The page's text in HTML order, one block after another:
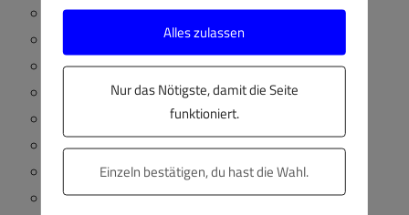
KI
Kompetenzen
Lehrformat
Linux
Prüfungsformat
Alles zulassen
Nur das Nötigste, damit die Seite
funktioniert.
Einzeln bestätigen, du hast die Wahl.